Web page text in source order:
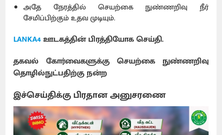
அதே நேரத்தில் செயற்கை நுண்ணறிவு நீர்
சேமிப்பிற்கும் உதவ முடியும்.
LANKA4ஊடகத்தின் பிரத்தியோக செய்தி.
தகவல் கோர்வைகளுக்கு செயற்கை நுண்ணறிவு
தொழில்நுட்பதிற்கு நன்ற
இச்செய்திக்கு பிரதான அனுசரணை